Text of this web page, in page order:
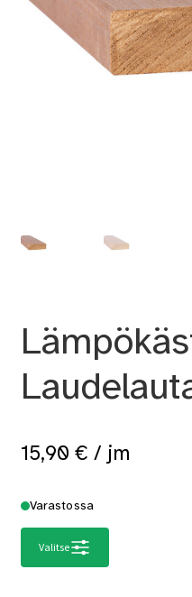
15,90 € / jm
Varastossa
Valitse